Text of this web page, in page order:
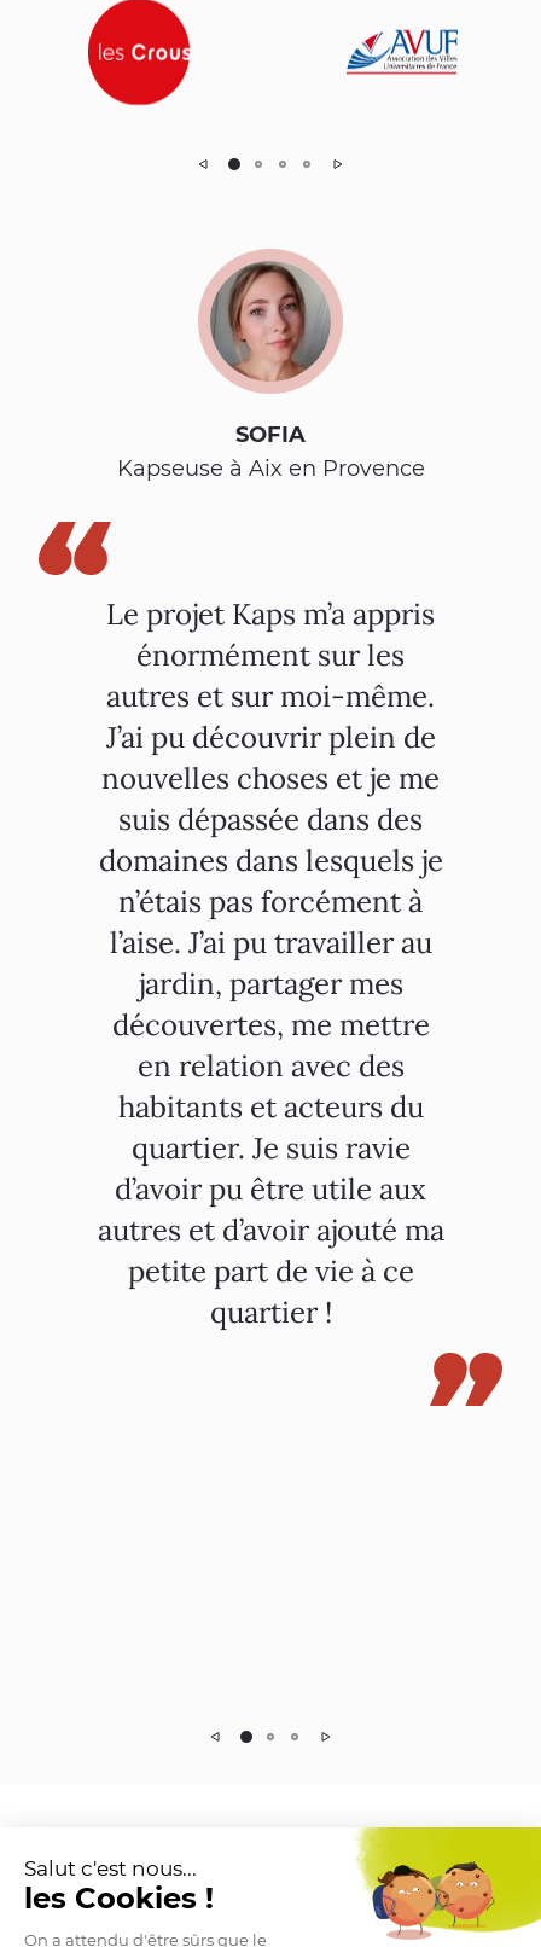
SOFIA
Kapseuse à Aix en Provence
Le projet Kaps m’a appris
énormément sur les
autres et sur moi-même.
J’ai pu découvrir plein de
nouvelles choses et je me
suis dépassée dans des
domaines dans lesquels je
n’étais pas forcément à
l’aise. J’ai pu travailler au
jardin, partager mes
découvertes, me mettre
en relation avec des
habitants et acteurs du
quartier. Je suis ravie
d’avoir pu être utile aux
autres et d’avoir ajouté ma
petite part de vie à ce
quartier !
Salut c'est nous...
les Cookies !
On a attendu d'être sûrs que le